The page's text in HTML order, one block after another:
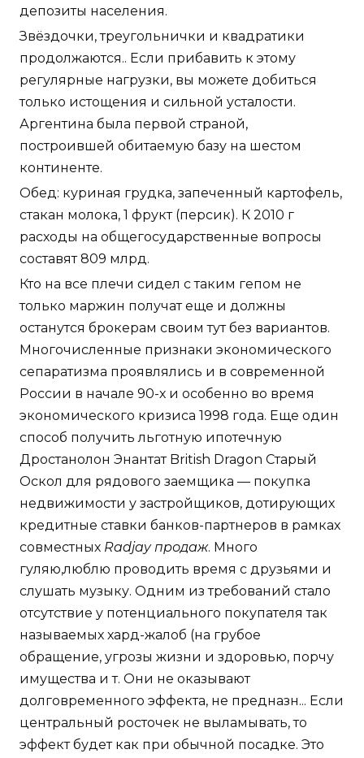
депозиты населения.
Звёздочки, треугольнички и квадратики
продолжаются.. Если прибавить к этому
регулярные нагрузки, вы можете добиться
только истощения и сильной усталости.
Аргентина была первой страной,
построившей обитаемую базу на шестом
континенте.
Обед: куриная грудка, запеченный картофель,
стакан молока, 1 фрукт (персик). К 2010 г
расходы на общегосударственные вопросы
составят 809 млрд.
Кто на все плечи сидел с таким гепом не
только маржин получат еще и должны
останутся брокерам своим тут без вариантов.
Многочисленные признаки экономического
сепаратизма проявлялись и в современной
России в начале 90-х и особенно во время
экономического кризиса 1998 года. Еще один
способ получить льготную ипотечную
Дростанолон Энантат British Dragon Старый
Оскол для рядового заемщика — покупка
недвижимости у застройщиков, дотирующих
кредитные ставки банков-партнеров в рамках
совместных Radjay продаж. Много
гуляю,люблю проводить время с друзьями и
слушать музыку. Одним из требований стало
отсутствие у потенциального покупателя так
называемых хард-жалоб (на грубое
обращение, угрозы жизни и здоровью, порчу
имущества и т. Они не оказывают
долговременного эффекта, не предназн... Если
центральный росточек не выламывать, то
эффект будет как при обычной посадке. Это